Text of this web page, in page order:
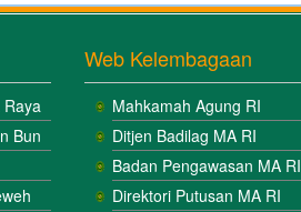
Bun
Web Kelembagaan
Mahkamah Agung RI
Ditjen Badilag MA RI
Badan Pengawasan MA RI
Direktori Putusan MA RI